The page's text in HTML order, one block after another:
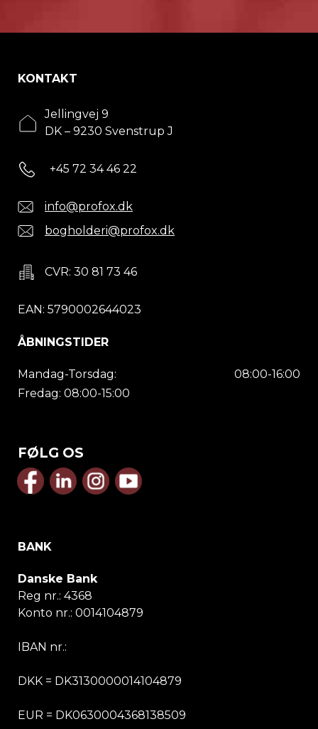
KONTAKT
Jellingvej 9
DK – 9230 Svenstrup J
+45 72 34 46 22
info@profox.dk
bogholderi@profox.dk
CVR: 30 81 73 46
EAN: 5790002644023
ÅBNINGSTIDER
Mandag-Torsdag:
08:00-16:00
Fredag: 08:00-15:00
FØLG OS
BANK
Danske Bank
Reg nr.: 4368
Konto nr.: 0014104879
IBAN nr.:
DKK = DK3130000014104879
EUR = DK0630004368138509